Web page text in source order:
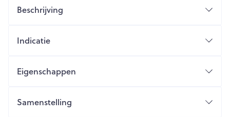
Beschrijving
Indicatie
Eigenschappen
Samenstelling